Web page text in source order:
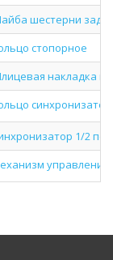
шестерни
стопорное
накладка
1/2